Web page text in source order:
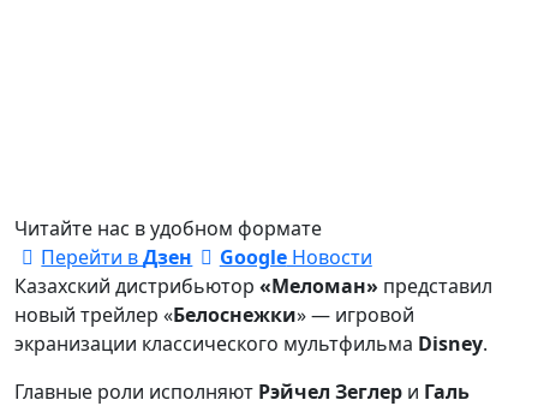
Читайте нас в удобном формате
Перейти вДзен GoogleНовости
Казахский дистрибьютор «Меломан» представил
новый трейлер «Белоснежки» — игровой
экранизации классического мультфильма Disney.
Главные роли исполняют Рэйчел Зеглер и Галь